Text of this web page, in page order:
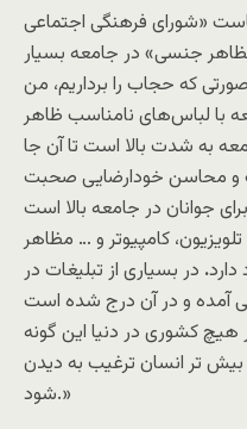
«شورای فرهنگی اجتماعی
جنسی» در جامعه بسیار
که حجاب را برداریم، من
با لباس‌های نامناسب ظاهر
به شدت بالا است تا آن جا
و محاسن خودارضایی صحبت
جوانان در جامعه بالا است
کامپیوتر و … مظاهر
. در بسیاری از تبلیغات در
و در آن درج شده است
در هیچ کشوری در دنیا این گونه
تر انسان ترغیب به دیدن
شود.»